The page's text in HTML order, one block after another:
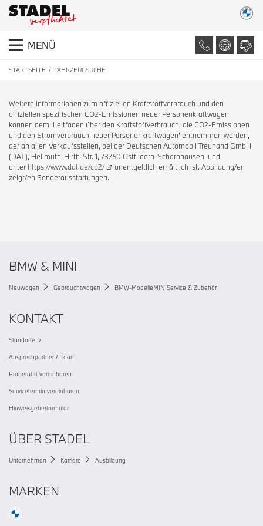
MENÜ
STARTSEITE FAHRZEUGSUCHE
Weitere Informationen zum offiziellen Kraftstoffverbrauch und den
offiziellen spezifischen CO2-Emissionen neuer Personenkraftwagen
können dem 'Leitfaden über den Kraftstoffverbrauch, die CO2-Emissionen
und den Stromverbrauch neuer Personenkraftwagen' entnommen werden,
der an allen Verkaufsstellen, bei der Deutschen Automobil Treuhand GmbH
(DAT), Hellmuth-Hirth-Str. 1, 73760 Ostfildern-Scharnhausen, und
unter https://www.dat.de/co2/
unentgeltlich erhältlich ist. Abbildung/en
zeigt/en Sonderausstattungen.
BMW & MINI
Neuwagen Gebrauchtwagen BMW-ModelleMINIService & Zubehör
KONTAKT
Standorte
Ansprechpartner / Team
Probefahrt vereinbaren
Servicetermin vereinbaren
Hinweisgeberformular
ÜBER STADEL
Unternehmen Karriere Ausbildung
MARKEN